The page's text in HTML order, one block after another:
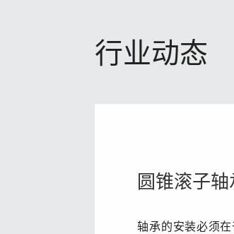
行业动态
圆锥滚子
轴承的安装必须